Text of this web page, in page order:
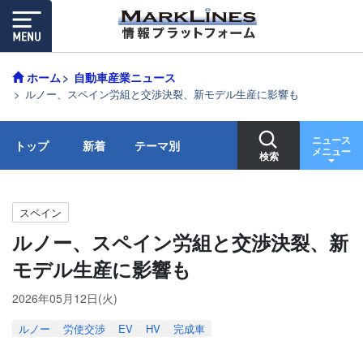
ホーム 自動車産業ニュース
ルノー、スペイン労組と交渉決裂、新モデル生産に影響も
トップ 新着 テーマ別
検索
ニュース
メニュー
スペイン
ルノー、スペイン労組と交渉決裂、新
モデル生産に影響も
2026年05月12日(火)
ルノー 労使交渉 EV HV 完成車